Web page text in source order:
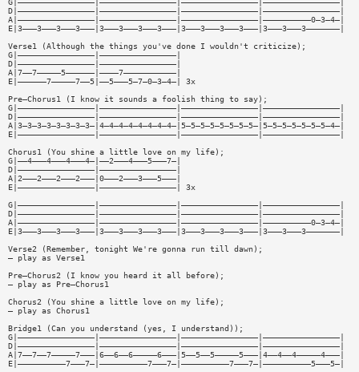
G|————————————————|————————————————|————————————————|————————————————|
D|————————————————|————————————————|————————————————|————————————————|
A|————————————————|————————————————|————————————————|——————————0—3—4—|
E|3———3———3———3———|3———3———3———3———|3———3———3———3———|3———3———3———————|
Verse1 (Although the things you've done I wouldn't criticize);
G|————————————————|————————————————|
D|————————————————|————————————————|
A|7——7—————5——————|————7———————————|
E|——————7—————7——5|——5———5—7—0—3—4—| 3x
Pre—Chorus1 (I know it sounds a foolish thing to say);
G|————————————————|————————————————|————————————————|————————————————|
D|————————————————|————————————————|————————————————|————————————————|
A|3—3—3—3—3—3—3—3—|4—4—4—4—4—4—4—4—|5—5—5—5—5—5—5—5—|5—5—5—5—5—5—5—4—|
E|————————————————|————————————————|————————————————|————————————————|
Chorus1 (You shine a little love on my life);
G|——4———4———4———4—|——2———4———5———7—|
D|————————————————|————————————————|
A|2———2———2———2———|0———2———3———5———|
E|————————————————|————————————————| 3x
G|————————————————|————————————————|————————————————|————————————————|
D|————————————————|————————————————|————————————————|————————————————|
A|————————————————|————————————————|————————————————|——————————0—3—4—|
E|3———3———3———3———|3———3———3———3———|3———3———3———3———|3———3———3———————|
Verse2 (Remember, tonight We're gonna run till dawn);
– play as Verse1
Pre—Chorus2 (I know you heard it all before);
– play as Pre—Chorus1
Chorus2 (You shine a little love on my life);
– play as Chorus1
Bridge1 (Can you understand (yes, I understand));
G|————————————————|————————————————|————————————————|————————————————|
D|————————————————|————————————————|————————————————|————————————————|
A|7——7——7—————7———|6——6——6—————6———|5——5——5—————5———|4——4——4—————4———|
E|——————————7———7—|——————————7———7—|——————————7———7—|——————————5———5—|